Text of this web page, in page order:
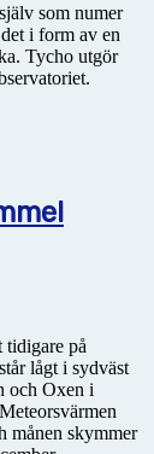
som numer
i form av en
Tycho utgör
tidigare på
lågt i sydväst
och Oxen i
månen skymmer